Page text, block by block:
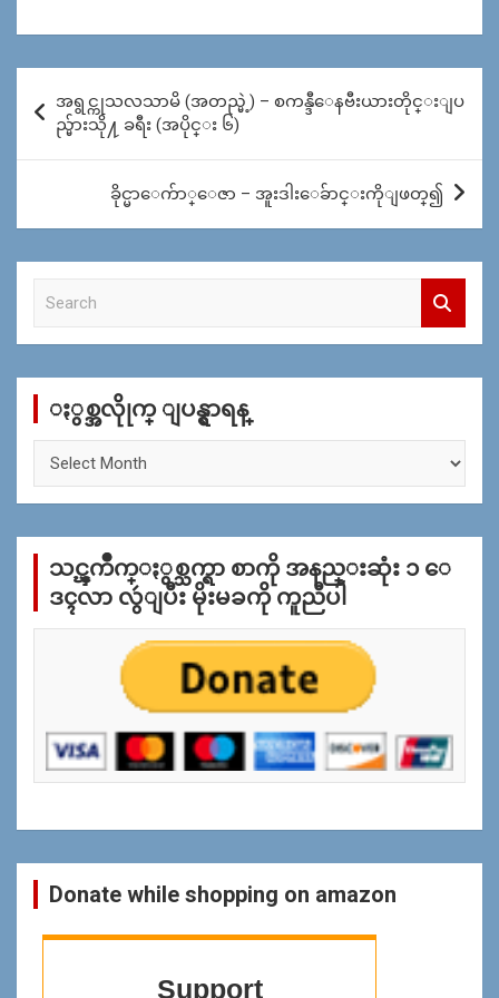
navigation
အရွင္ကုသလသာမိ (အတည္မဲ့) – စကန္ဒီေနဗီးယားတိုင္းျပ
ည္မ်ားသို႔ ခရီး (အပိုင္း ၆)
ခိုင္မာေက်ာ္ေဇာ – အူးဒါးေခ်ာင္းကိုျဖတ္၍
c
ႏွစ္အလိုုက္ ျပန္ရွာရန္
က္
န္
သင္ၾကိဳက္ႏွစ္သက္ရာ စာကို အနည္းဆုံး ၁ ေ
ဒၚလာ လွဴျပီး မိုးမခကို ကူညီပါ
Donate while shopping on amazon